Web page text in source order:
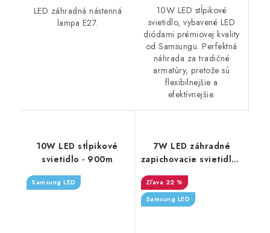
LED záhradná nástenná
lampa E27.
10W LED stĺpikové
svietidlo, vybavené LED
diódami prémiovej kvality
od Samsungu. Perfektná
náhrada za tradičné
armatúry, pretože sú
flexibilnejšie a
efektívnejšie.
10W LED stĺpikové
svietidlo - 900m
Samsung LED
7W LED záhradné
zapichovacie svietidlo -
420lm - čierne
22 %
Samsung LED